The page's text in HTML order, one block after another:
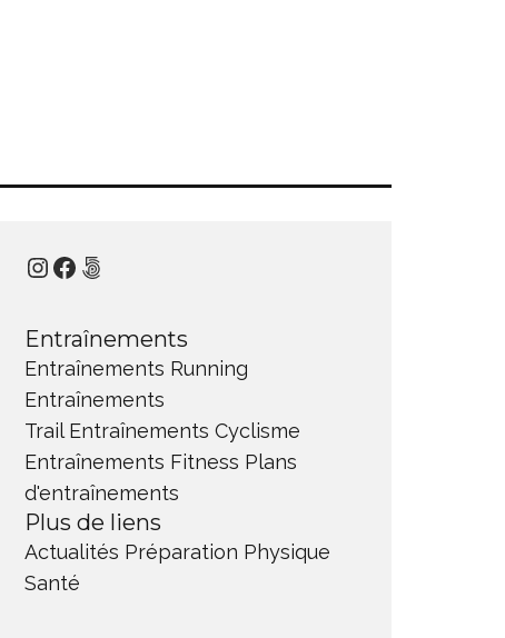
Instagram
Facebook
500px
Entraînements
Entraînements Running
Entraînements
Trail Entraînements Cyclisme
Entraînements Fitness Plans
d'entraînements
Plus de liens
Actualités Préparation Physique
Santé